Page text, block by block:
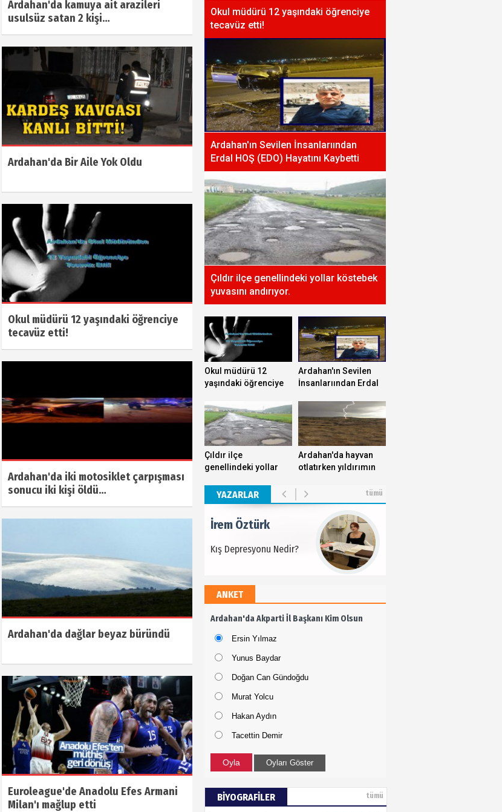
Ardahan'da kamuya ait arazileri
usulsüz satan 2 kişi…
Ardahan'da Bir Aile Yok Oldu
Okul müdürü 12 yaşındaki öğrenciye
tecavüz etti!
Ardahan'da iki motosiklet çarpışması
sonucu iki kişi öldü…
Ardahan'da dağlar beyaz büründü
Euroleague'de Anadolu Efes Armani
Milan'ı mağlup etti
Okul müdürü 12 yaşındaki öğrenciye
tecavüz etti!
Ardahan'ın Sevilen İnsanlarıından
Erdal HOŞ (EDO) Hayatını Kaybetti
Çıldır ilçe genellindeki yollar köstebek
yuvasını andırıyor.
Okul müdürü 12
yaşındaki öğrenciye
Ardahan'ın Sevilen
İnsanlarıından Erdal
Çıldır ilçe
genellindeki yollar
andırıyor.
Ardahan'da hayvan
otlatırken yıldırımın
yaşamını yitirdi.
YAZARLAR tümü
Kış Depresyonu Nedir?
İrem Öztürk
Kış Depresyonu Nedir?
İrem Öztürk
Kış Depresyonu Nedir?
İrem Öztürk
ANKET
Ardahan'da Akparti İl Başkanı Kim Olsun
Ersin Yılmaz
Yunus Baydar
Doğan Can Gündoğdu
Murat Yolcu
Hakan Aydın
Tacettin Demir
Oyla Oyları Göster
BİYOGRAFİLER tümü